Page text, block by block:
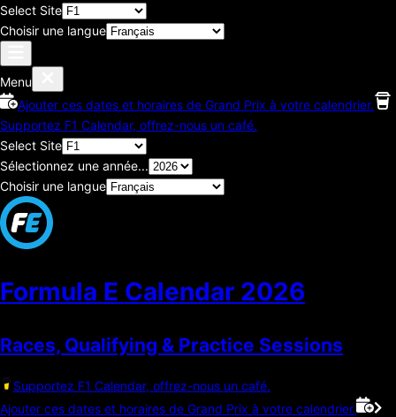
Select Site
Choisir une langue
Menu
Ajouter ces dates et horaires de Grand Prix à votre calendrier.
Supportez F1 Calendar, offrez-nous un café.
Select Site
Sélectionnez une année...
Choisir une langue
Formula E Calendar 2026
Races, Qualifying & Practice Sessions
Supportez F1 Calendar, offrez-nous un café.
Ajouter ces dates et horaires de Grand Prix à votre calendrier.